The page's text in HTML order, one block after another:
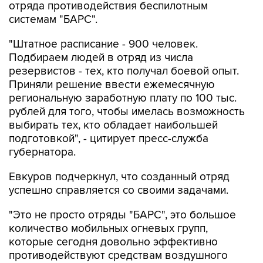
отряда противодействия беспилотным
системам "БАРС".
"Штатное расписание - 900 человек.
Подбираем людей в отряд из числа
резервистов - тех, кто получал боевой опыт.
Приняли решение ввести ежемесячную
региональную заработную плату по 100 тыс.
рублей для того, чтобы имелась возможность
выбирать тех, кто обладает наибольшей
подготовкой", - цитирует пресс-служба
губернатора.
Евкуров подчеркнул, что созданный отряд
успешно справляется со своими задачами.
"Это не просто отряды "БАРС", это большое
количество мобильных огневых групп,
которые сегодня довольно эффективно
противодействуют средствам воздушного